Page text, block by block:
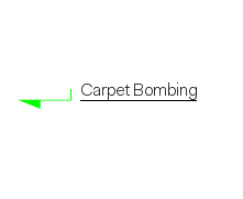
Carpet Bombing